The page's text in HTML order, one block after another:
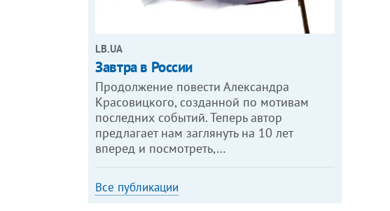
LB.UA
Завтра в России
Продолжение повести Александра
Красовицкого, созданной по мотивам
последних событий. Теперь автор
предлагает нам заглянуть на 10 лет
вперед и посмотреть,…
Все публикации